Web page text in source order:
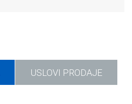
USLOVI PRODAJE